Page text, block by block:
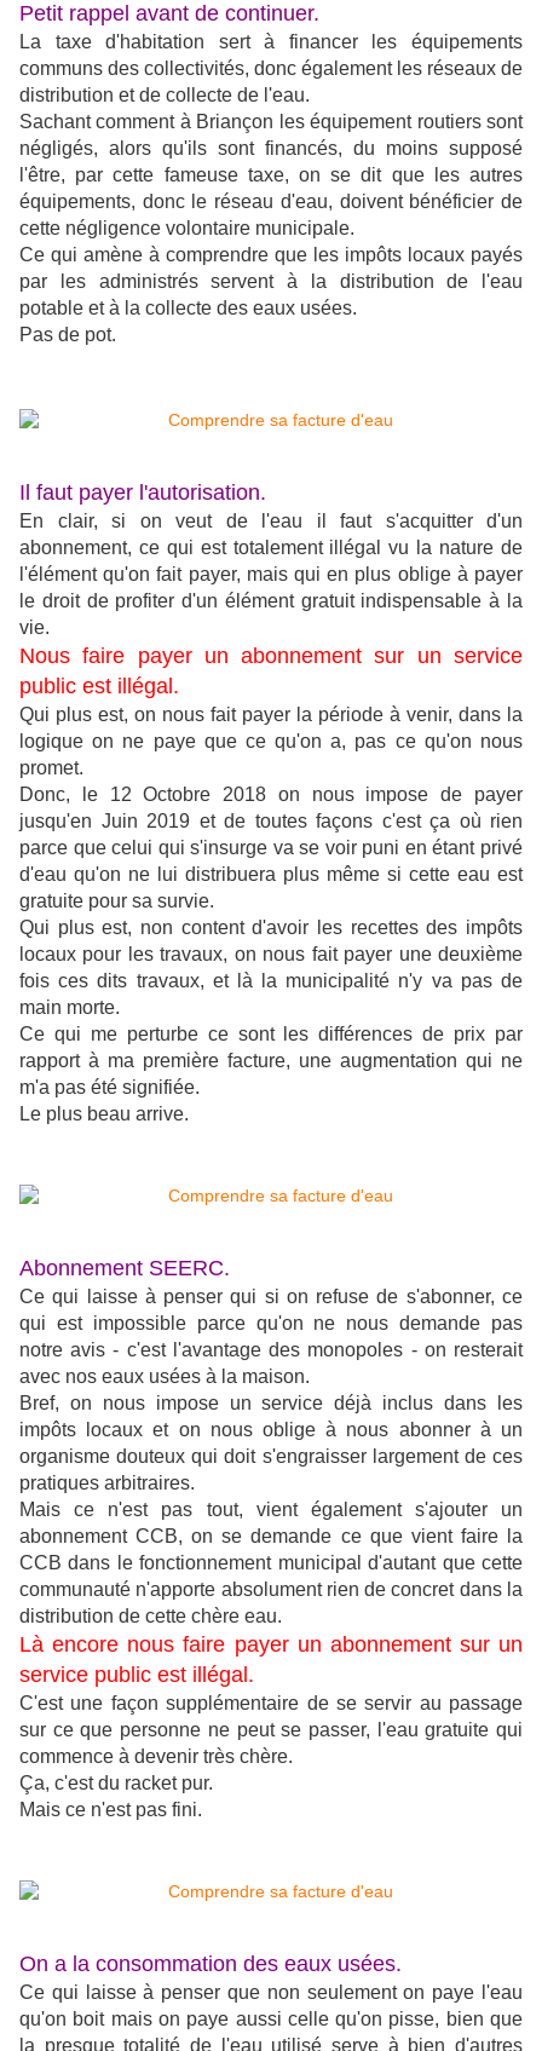
Petit rappel avant de continuer.
La taxe d'habitation sert à financer les équipements
communs des collectivités, donc également les réseaux de
distribution et de collecte de l'eau.
Sachant comment à Briançon les équipement routiers sont
négligés, alors qu'ils sont financés, du moins supposé
l'être, par cette fameuse taxe, on se dit que les autres
équipements, donc le réseau d'eau, doivent bénéficier de
cette négligence volontaire municipale.
Ce qui amène à comprendre que les impôts locaux payés
par les administrés servent à la distribution de l'eau
potable et à la collecte des eaux usées.
Pas de pot.
Il faut payer l'autorisation.
En clair, si on veut de l'eau il faut s'acquitter d'un
abonnement, ce qui est totalement illégal vu la nature de
l'élément qu'on fait payer, mais qui en plus oblige à payer
le droit de profiter d'un élément gratuit indispensable à la
vie.
Nous faire payer un abonnement sur un service
public est illégal.
Qui plus est, on nous fait payer la période à venir, dans la
logique on ne paye que ce qu'on a, pas ce qu'on nous
promet.
Donc, le 12 Octobre 2018 on nous impose de payer
jusqu'en Juin 2019 et de toutes façons c'est ça où rien
parce que celui qui s'insurge va se voir puni en étant privé
d'eau qu'on ne lui distribuera plus même si cette eau est
gratuite pour sa survie.
Qui plus est, non content d'avoir les recettes des impôts
locaux pour les travaux, on nous fait payer une deuxième
fois ces dits travaux, et là la municipalité n'y va pas de
main morte.
Ce qui me perturbe ce sont les différences de prix par
rapport à ma première facture, une augmentation qui ne
m'a pas été signifiée.
Le plus beau arrive.
Abonnement SEERC.
Ce qui laisse à penser qui si on refuse de s'abonner, ce
qui est impossible parce qu'on ne nous demande pas
notre avis - c'est l'avantage des monopoles - on resterait
avec nos eaux usées à la maison.
Bref, on nous impose un service déjà inclus dans les
impôts locaux et on nous oblige à nous abonner à un
organisme douteux qui doit s'engraisser largement de ces
pratiques arbitraires.
Mais ce n'est pas tout, vient également s'ajouter un
abonnement CCB, on se demande ce que vient faire la
CCB dans le fonctionnement municipal d'autant que cette
communauté n'apporte absolument rien de concret dans la
distribution de cette chère eau.
Là encore nous faire payer un abonnement sur un
service public est illégal.
C'est une façon supplémentaire de se servir au passage
sur ce que personne ne peut se passer, l'eau gratuite qui
commence à devenir très chère.
Ça, c'est du racket pur.
Mais ce n'est pas fini.
On a la consommation des eaux usées.
Ce qui laisse à penser que non seulement on paye l'eau
qu'on boit mais on paye aussi celle qu'on pisse, bien que
la presque totalité de l'eau utilisé serve à bien d'autres